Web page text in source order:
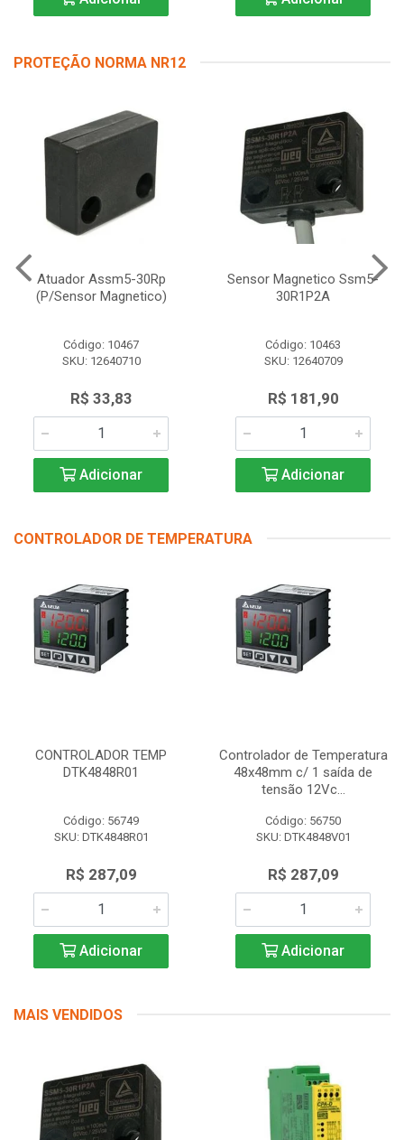
PROTEÇÃO NORMA NR12
Atuador Assm5-30Rp
(P/Sensor Magnetico)
Código: 10467
SKU: 12640710
R$ 33,83
Adicionar
Sensor Magnetico Ssm5-
30R1P2A
Código: 10463
SKU: 12640709
R$ 181,90
Adicionar
CONTROLADOR DE TEMPERATURA
CONTROLADOR TEMP
DTK4848R01
Código: 56749
SKU: DTK4848R01
R$ 287,09
Adicionar
Controlador de Temperatura
48x48mm c/ 1 saída de
tensão 12Vc...
Código: 56750
SKU: DTK4848V01
R$ 287,09
Adicionar
MAIS VENDIDOS